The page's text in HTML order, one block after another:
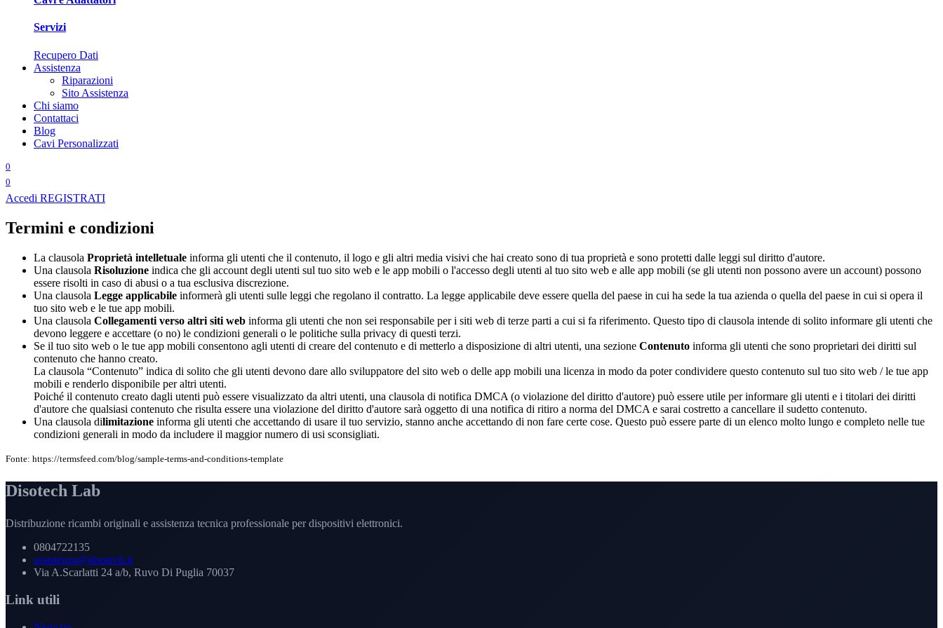
Servizi
Recupero Dati
Assistenza
Riparazioni
Sito Assistenza
Chi siamo
Contattaci
Blog
Cavi Personalizzati
0
0
Accedi REGISTRATI
Termini e condizioni
La clausola Proprietà intelletuale informa gli utenti che il contenuto, il logo e gli altri media visivi che hai creato sono di tua proprietà e sono protetti dalle leggi sul diritto d'autore.
Una clausola Risoluzione indica che gli account degli utenti sul tuo sito web e le app mobili o l'accesso degli utenti al tuo sito web e alle app mobili (se gli utenti non possono avere un account) possono
essere risolti in caso di abusi o a tua esclusiva discrezione.
Una clausola Legge applicabile informerà gli utenti sulle leggi che regolano il contratto. La legge applicabile deve essere quella del paese in cui ha sede la tua azienda o quella del paese in cui si opera il
tuo sito web e le tue app mobili.
Una clausola Collegamenti verso altri siti web informa gli utenti che non sei responsabile per i siti web di terze parti a cui si fa riferimento. Questo tipo di clausola intende di solito informare gli utenti che
devono leggere e accettare (o no) le condizioni generali o le politiche sulla privacy di questi terzi.
Se il tuo sito web o le tue app mobili consentono agli utenti di creare del contenuto e di metterlo a disposizione di altri utenti, una sezione Contenuto informa gli utenti che sono proprietari dei diritti sul
contenuto che hanno creato.
La clausola “Contenuto” indica di solito che gli utenti devono dare allo sviluppatore del sito web o delle app mobili una licenza in modo da poter condividere questo contenuto sul tuo sito web / le tue app
mobili e renderlo disponibile per altri utenti.
Poiché il contenuto creato dagli utenti può essere visualizzato da altri utenti, una clausola di notifica DMCA (o violazione del diritto d'autore) può essere utile per informare gli utenti e i titolari dei diritti
d'autore che qualsiasi contenuto che risulta essere una violazione del diritto d'autore sarà oggetto di una notifica di ritiro a norma del DMCA e sarai costretto a cancellare il sudetto contenuto.
Una clausola dilimitazione informa gli utenti che accettando di usare il tuo servizio, stanno anche accettando di non fare certe cose. Questo può essere parte di un elenco molto lungo e completo nelle tue
condizioni generali in modo da includere il maggior numero di usi sconsigliati.
Fonte: https://termsfeed.com/blog/sample-terms-and-conditions-template
Disotech Lab
Distribuzione ricambi originali e assistenza tecnica professionale per dispositivi elettronici.
0804722135
assistenza@disotech.it
Via A.Scarlatti 24 a/b, Ruvo Di Puglia 70037
Link utili